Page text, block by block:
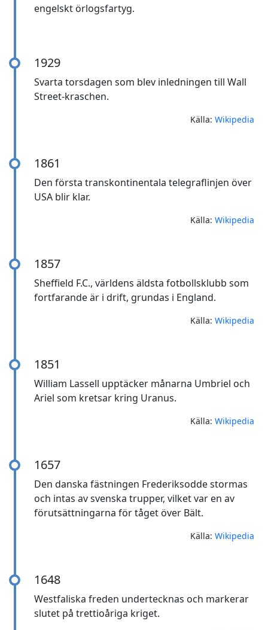
engelskt örlogsfartyg.
1929
Svarta torsdagen som blev inledningen till Wall
Street-kraschen.
Källa:Wikipedia
1861
Den första transkontinentala telegraflinjen över
USA blir klar.
Källa:Wikipedia
1857
Sheffield F.C., världens äldsta fotbollsklubb som
fortfarande är i drift, grundas i England.
Källa:Wikipedia
1851
William Lassell upptäcker månarna Umbriel och
Ariel som kretsar kring Uranus.
Källa:Wikipedia
1657
Den danska fästningen Frederiksodde stormas
och intas av svenska trupper, vilket var en av
förutsättningarna för tåget över Bält.
Källa:Wikipedia
1648
Westfaliska freden undertecknas och markerar
slutet på trettioåriga kriget.